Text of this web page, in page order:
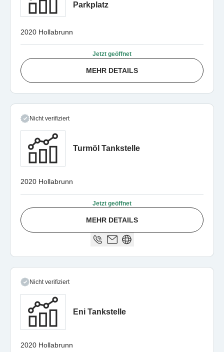
Parkplatz
2020 Hollabrunn
Jetzt geöffnet
MEHR DETAILS
Nicht verifiziert
Turmöl Tankstelle
2020 Hollabrunn
Jetzt geöffnet
MEHR DETAILS
Nicht verifiziert
Eni Tankstelle
2020 Hollabrunn